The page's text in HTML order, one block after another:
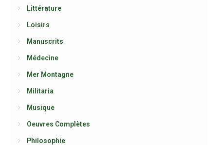
Littérature
Loisirs
Manuscrits
Médecine
Mer Montagne
Militaria
Musique
Oeuvres Complètes
Philosophie